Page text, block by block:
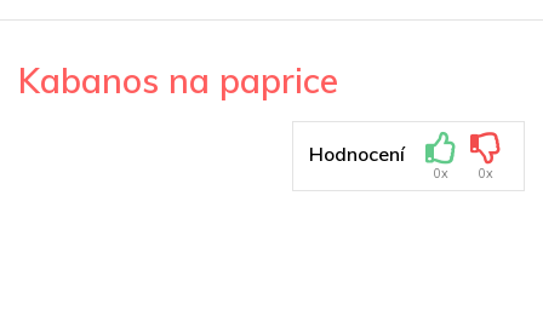
Kabanos na paprice
Hodnocení
0x 0x